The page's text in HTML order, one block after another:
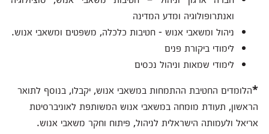
ואנתרופולוגיה ומדע המדינה
ניהול ומשאבי אנוש - חטיבות כלכלה, משפטים ומשאבי אנוש.
לימודי ביקורת פנים
לימודי שמאות וניהול נכסים
*הלומדים החטיבת ההתמחות במשאבי אנוש, יקבלו, בנוסף לתואר
הראשון, תעודת מומחה במשאבי אנוש המשותפת לאוניברסיטת
אריאל ולעמותה הישראלית לניהול, פיתוח וחקר משאבי אנוש.